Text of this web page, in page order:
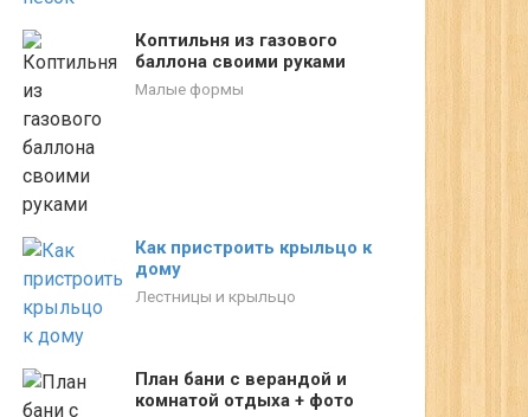
Коптильня из газового
баллона своими руками
Малые формы
Как пристроить крыльцо к
дому
Лестницы и крыльцо
План бани с верандой и
комнатой отдыха + фото